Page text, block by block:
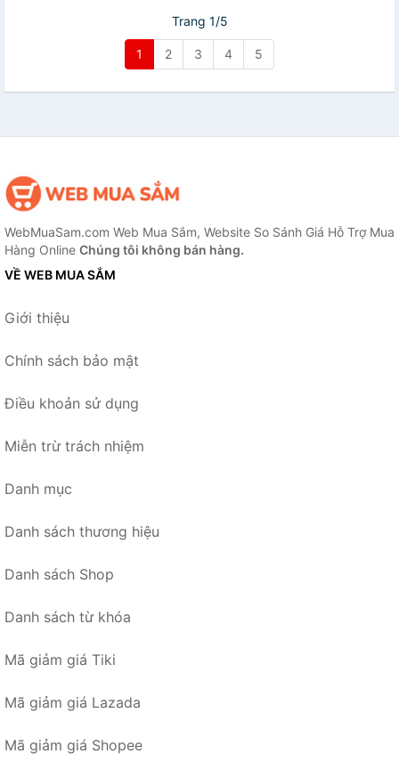
Trang 1/5
1 2 3 4 5
WebMuaSam.com Web Mua Sắm, Website So Sánh Giá Hỗ Trợ Mua
Hàng Online Chúng tôi không bán hàng.
VỀ WEB MUA SẮM
Giới thiệu
Chính sách bảo mật
Điều khoản sử dụng
Miễn trừ trách nhiệm
Danh mục
Danh sách thương hiệu
Danh sách Shop
Danh sách từ khóa
Mã giảm giá Tiki
Mã giảm giá Lazada
Mã giảm giá Shopee